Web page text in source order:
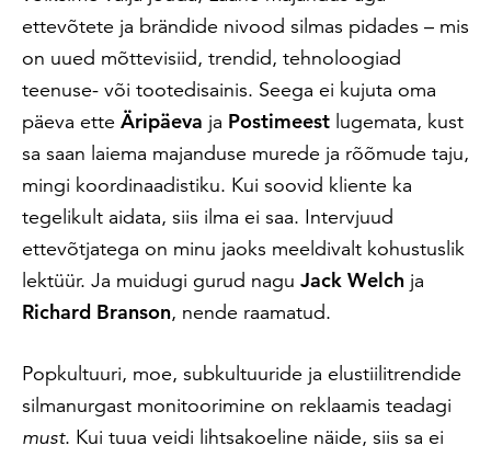
ettevõtete ja brändide nivood silmas pidades – mis
on uued mõttevisiid, trendid, tehnoloogiad
teenuse- või tootedisainis. Seega ei kujuta oma
päeva ette Äripäeva ja Postimeest lugemata, kust
sa saan laiema majanduse murede ja rõõmude taju,
mingi koordinaadistiku. Kui soovid kliente ka
tegelikult aidata, siis ilma ei saa. Intervjuud
ettevõtjatega on minu jaoks meeldivalt kohustuslik
lektüür. Ja muidugi gurud nagu Jack Welch ja
Richard Branson, nende raamatud.
Popkultuuri, moe, subkultuuride ja elustiilitrendide
silmanurgast monitoorimine on reklaamis teadagi
must. Kui tuua veidi lihtsakoeline näide, siis sa ei